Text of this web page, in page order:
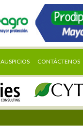
AUSPICIOS CONTÁCTENOS